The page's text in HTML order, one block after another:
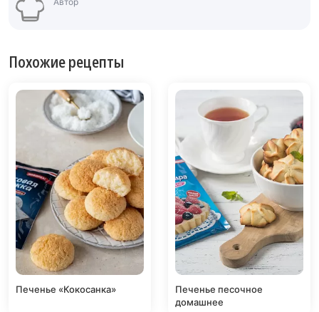
Похожие рецепты
Печенье «Кокосанка»
Печенье песочное
домашнее